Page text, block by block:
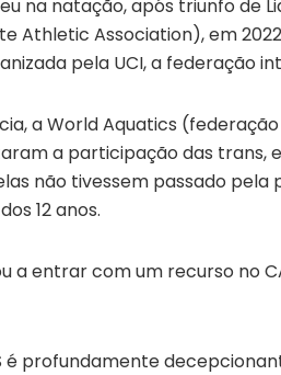
na natação, após triunfo de
Athletic Association), em
pela UCI, a federação
a World Aquatics
a participação das trans,
não tivessem passado
12 anos.
a entrar com um recurso no
é profundamente